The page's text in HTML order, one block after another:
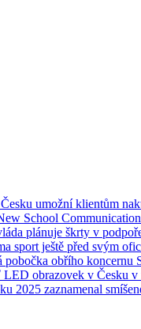
umožní klientům
School
plánuje škrty v
sport ještě před svým
pobočka obřího koncernu
obrazovek v Česku
2025 zaznamenal